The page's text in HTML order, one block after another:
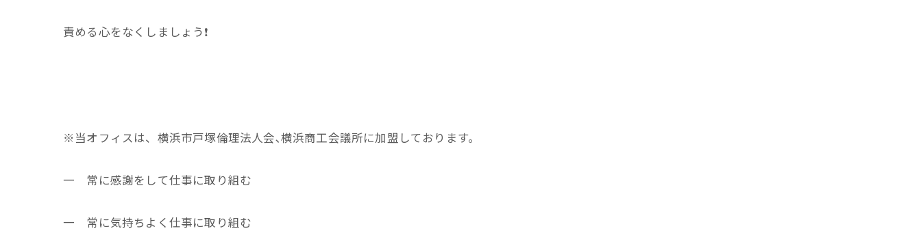
責める心をなくしましょう❗
※当オフィスは、横浜市戸塚倫理法人会､横浜商工会議所に加盟しております。
一 常に感謝をして仕事に取り組む
一 常に気持ちよく仕事に取り組む